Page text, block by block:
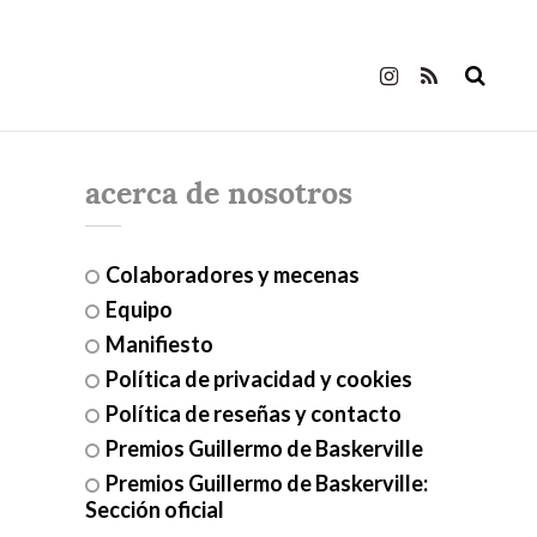
acerca de nosotros
Colaboradores y mecenas
Equipo
Manifiesto
Política de privacidad y cookies
Política de reseñas y contacto
Premios Guillermo de Baskerville
Premios Guillermo de Baskerville:
Sección oficial